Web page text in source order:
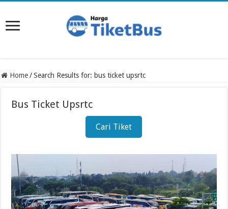
Home / Search Results for: bus ticket upsrtc
Bus Ticket Upsrtc
Cari Tiket